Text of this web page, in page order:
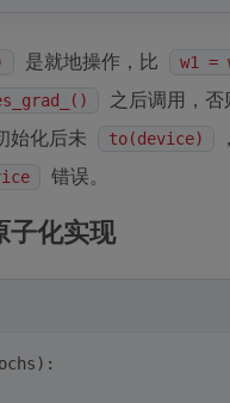
是就地操作，比
w1 =
之后调用，
始化后未 to(device)
错误。
子化实现